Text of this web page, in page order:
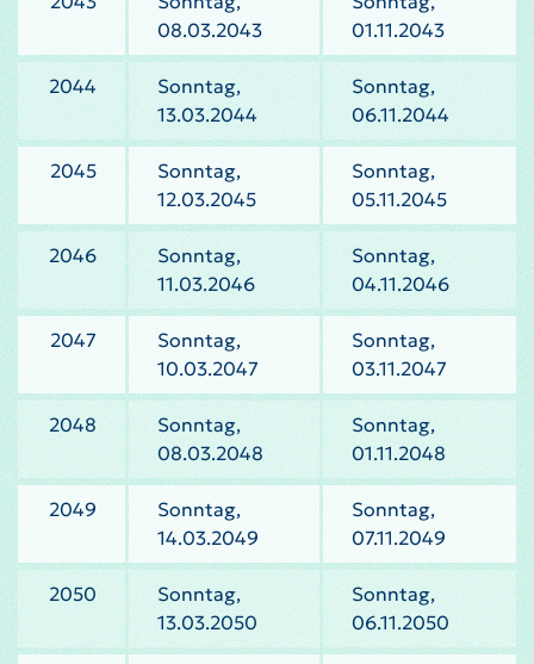
08.03.2043
01.11.2043
2044
Sonntag,
13.03.2044
Sonntag,
06.11.2044
2045
Sonntag,
12.03.2045
Sonntag,
05.11.2045
2046
Sonntag,
11.03.2046
Sonntag,
04.11.2046
2047
Sonntag,
10.03.2047
Sonntag,
03.11.2047
2048
Sonntag,
08.03.2048
Sonntag,
01.11.2048
2049
Sonntag,
14.03.2049
Sonntag,
07.11.2049
2050
Sonntag,
13.03.2050
Sonntag,
06.11.2050